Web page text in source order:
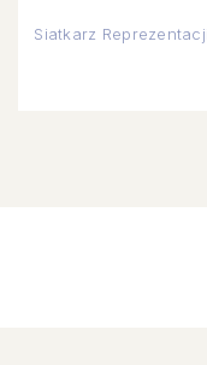
Siatkarz